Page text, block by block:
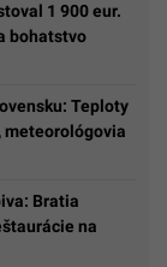
1 900 eur.
bohatstvo
Teploty
meteorológovia
Bratia
na